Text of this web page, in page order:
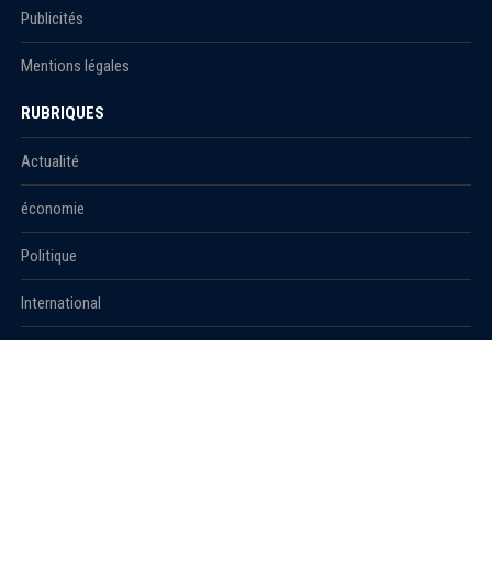
Publicités
Mentions légales
RUBRIQUES
Actualité
économie
Politique
International